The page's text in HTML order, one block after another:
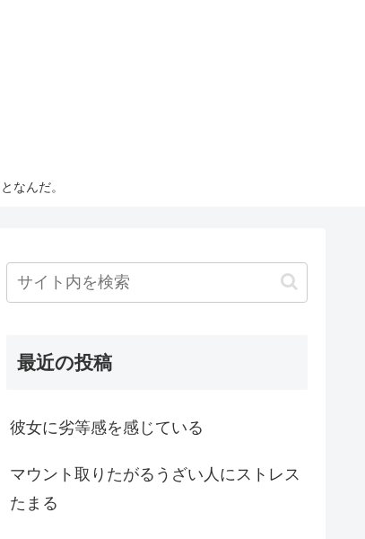
なんだ。
最近の投稿
彼女に劣等感を感じている
マウント取りたがるうざい人にストレス
たまる